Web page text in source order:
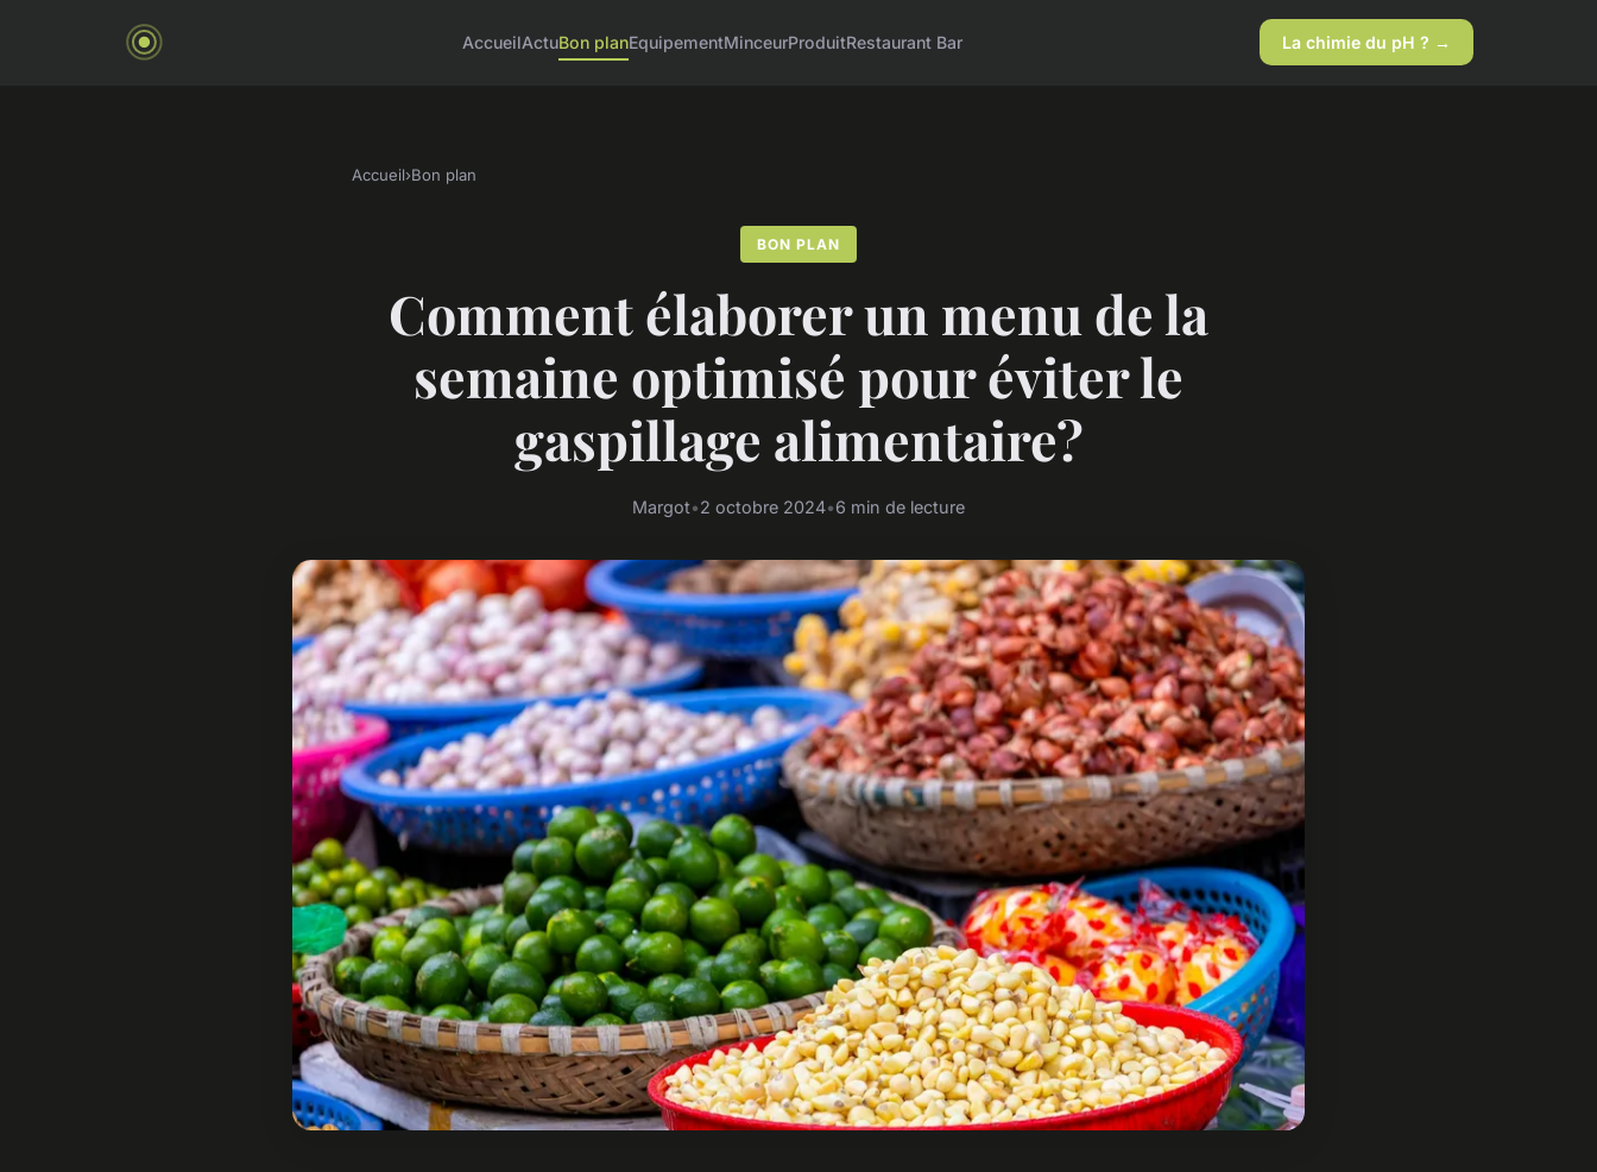
AccueilActuBon planEquipementMinceurProduitRestaurant Bar La chimie du pH ? →
Accueil›Bon plan
BON PLAN
Comment élaborer un menu de la
semaine optimisé pour éviter le
gaspillage alimentaire?
Margot•2 octobre 2024•6 min de lecture